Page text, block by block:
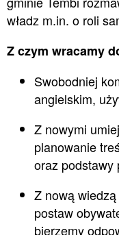
władz m.in. o roli
Z czym wracamy
Swobodniej
angielskim,
Z nowymi
planowanie
oraz podstawy
Z nową
postaw
bierzemy